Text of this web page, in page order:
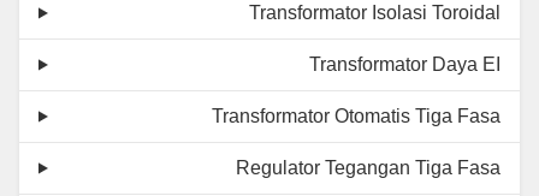
Transformator Isolasi Toroidal
Transformator Daya EI
Transformator Otomatis Tiga Fasa
Regulator Tegangan Tiga Fasa